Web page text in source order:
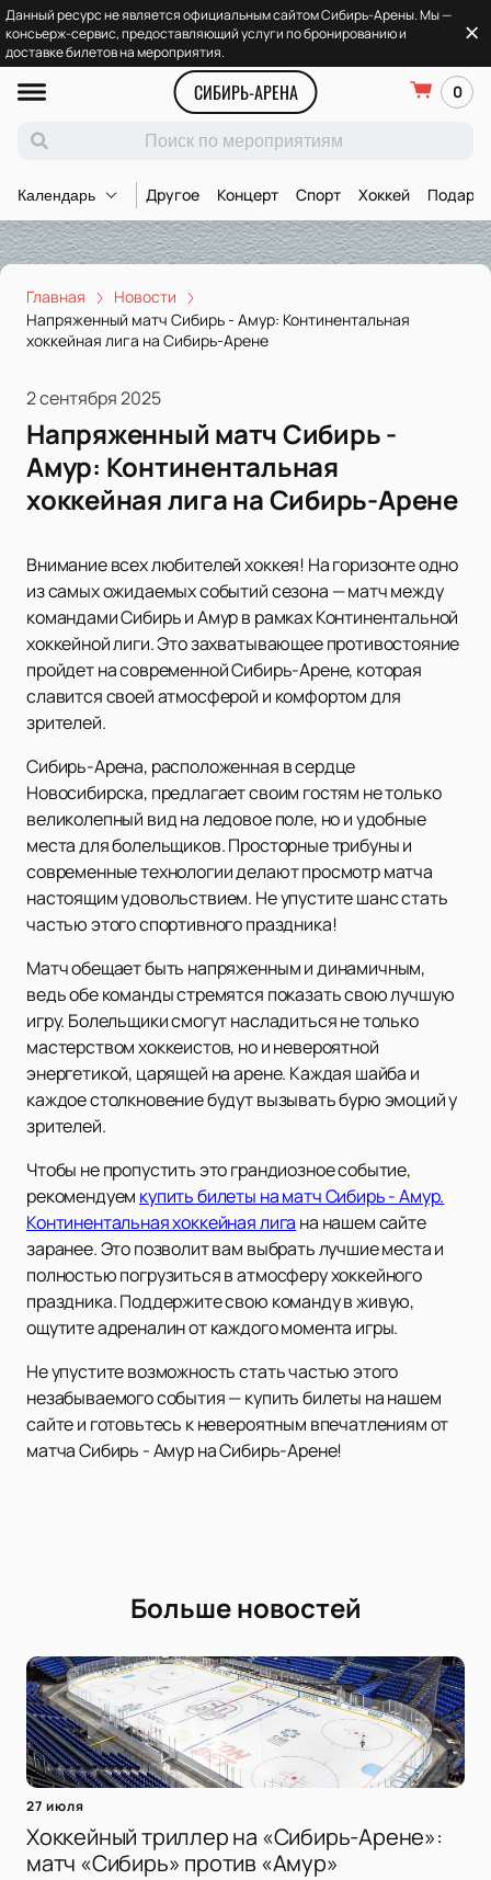
Данный ресурс не является официальным сайтом Сибирь-Арены. Мы —
консьерж-сервис, предоставляющий услуги по бронированию и
доставке билетов на мероприятия.
СИБИРЬ-АРЕНА 0
Календарь Другое Концерт Спорт Хоккей
Главная
Новости
Напряженный матч Сибирь - Амур: Континентальная
хоккейная лига на Сибирь-Арене
2 сентября 2025
Напряженный матч Сибирь -
Амур: Континентальная
хоккейная лига на Сибирь-Арене
Внимание всех любителей хоккея! На горизонте одно
из самых ожидаемых событий сезона — матч между
командами Сибирь и Амур в рамках Континентальной
хоккейной лиги. Это захватывающее противостояние
пройдет на современной Сибирь-Арене, которая
славится своей атмосферой и комфортом для
зрителей.
Сибирь-Арена, расположенная в сердце
Новосибирска, предлагает своим гостям не только
великолепный вид на ледовое поле, но и удобные
места для болельщиков. Просторные трибуны и
современные технологии делают просмотр матча
настоящим удовольствием. Не упустите шанс стать
частью этого спортивного праздника!
Матч обещает быть напряженным и динамичным,
ведь обе команды стремятся показать свою лучшую
игру. Болельщики смогут насладиться не только
мастерством хоккеистов, но и невероятной
энергетикой, царящей на арене. Каждая шайба и
каждое столкновение будут вызывать бурю эмоций у
зрителей.
Чтобы не пропустить это грандиозное событие,
рекомендуем купить билеты на матч Сибирь - Амур.
Континентальная хоккейная лига на нашем сайте
заранее. Это позволит вам выбрать лучшие места и
полностью погрузиться в атмосферу хоккейного
праздника. Поддержите свою команду в живую,
ощутите адреналин от каждого момента игры.
Не упустите возможность стать частью этого
незабываемого события — купить билеты на нашем
сайте и готовьтесь к невероятным впечатлениям от
матча Сибирь - Амур на Сибирь-Арене!
Больше новостей
27 июля
Хоккейный триллер на «Сибирь-Арене»:
матч «Сибирь» против «Амур»